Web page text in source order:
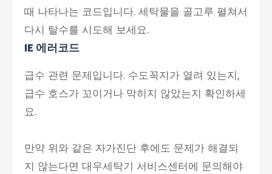
때 나타나는 코드입니다. 세탁물을 골고루 펼쳐서
다시 탈수를 시도해 보세요.
IE 에러코드
급수 관련 문제입니다. 수도꼭지가 열려 있는지,
급수 호스가 꼬이거나 막히지 않았는지 확인하세
요.
만약 위와 같은 자가진단 후에도 문제가 해결되
지 않는다면 대우세탁기 서비스센터에 문의해야